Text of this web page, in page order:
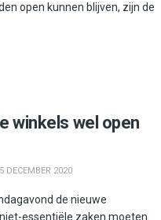
open kunnen blijven, zijn de
winkels wel open
DECEMBER 2020
de nieuwe
essentiële zaken moeten